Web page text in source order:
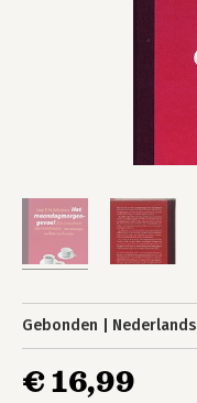
Gebonden Nederlands
€ 16,99